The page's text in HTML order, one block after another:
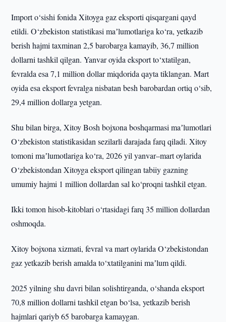
Import o‘sishi fonida Xitoyga gaz eksporti qisqargani qayd
etildi. O‘zbekiston statistikasi maʼlumotlariga ko‘ra, yetkazib
berish hajmi taxminan 2,5 barobarga kamayib, 36,7 million
dollarni tashkil qilgan. Yanvar oyida eksport to‘xtatilgan,
fevralda esa 7,1 million dollar miqdorida qayta tiklangan. Mart
oyida esa eksport fevralga nisbatan besh barobardan ortiq o‘sib,
29,4 million dollarga yetgan.
Shu bilan birga, Xitoy Bosh bojxona boshqarmasi maʼlumotlari
O‘zbekiston statistikasidan sezilarli darajada farq qiladi. Xitoy
tomoni maʼlumotlariga ko‘ra, 2026 yil yanvar–mart oylarida
O‘zbekistondan Xitoyga eksport qilingan tabiiy gazning
umumiy hajmi 1 million dollardan sal ko‘proqni tashkil etgan.
Ikki tomon hisob-kitoblari o‘rtasidagi farq 35 million dollardan
oshmoqda.
Xitoy bojxona xizmati, fevral va mart oylarida O‘zbekistondan
gaz yetkazib berish amalda to‘xtatilganini maʼlum qildi.
2025 yilning shu davri bilan solishtirganda, o‘shanda eksport
70,8 million dollarni tashkil etgan bo‘lsa, yetkazib berish
hajmlari qariyb 65 barobarga kamaygan.